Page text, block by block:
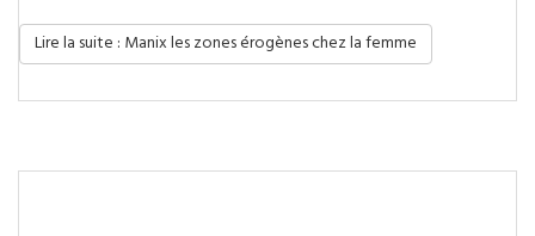
Lire la suite : Manix les zones érogènes chez la femme